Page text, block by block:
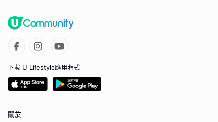
下載 U Lifestyle應用程式
關於